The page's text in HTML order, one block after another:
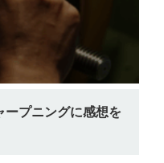
ープニングに感想を